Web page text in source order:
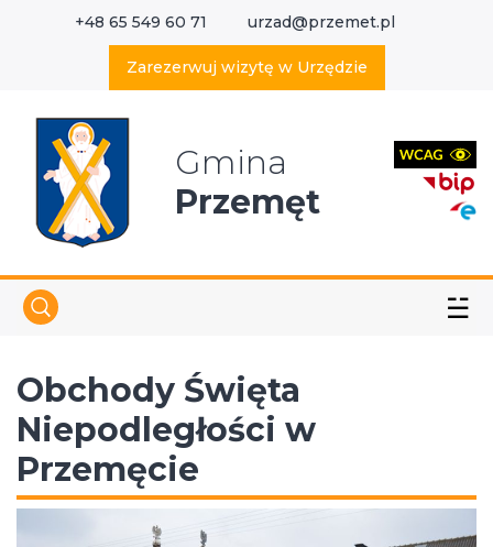
+48 65 549 60 71 urzad@przemet.pl
Zarezerwuj wizytę w Urzędzie
Gmina
Przemęt
☱
Obchody Święta
Niepodległości w
Przemęcie
Wyszukaj w serwisie